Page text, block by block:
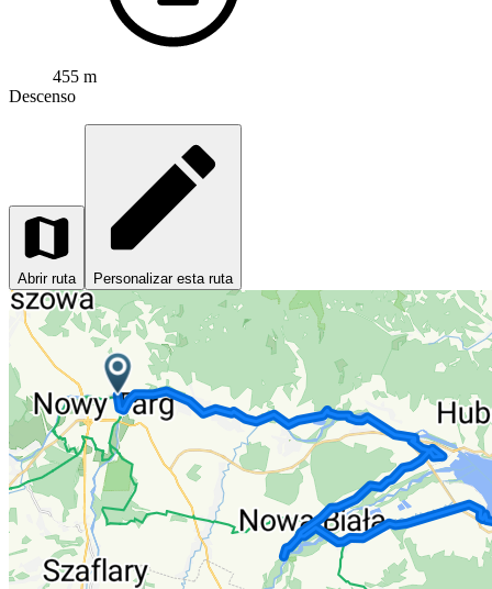
455 m
Descenso
Abrir ruta Personalizar esta ruta